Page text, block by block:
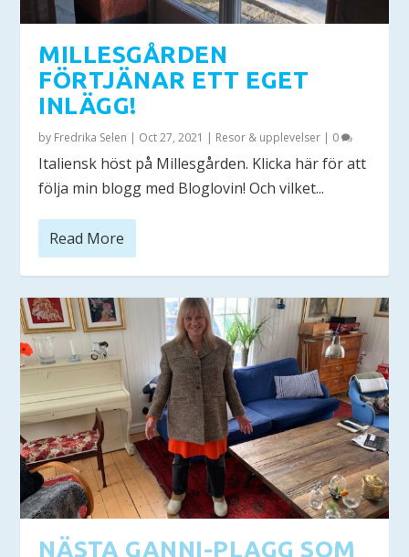
MILLESGÅRDEN
FÖRTJÄNAR ETT EGET
INLÄGG!
by Fredrika Selen | Oct 27, 2021 | Resor & upplevelser | 0
Italiensk höst på Millesgården. Klicka här för att
följa min blogg med Bloglovin! Och vilket...
Read More
NÄSTA GANNI-PLAGG SOM